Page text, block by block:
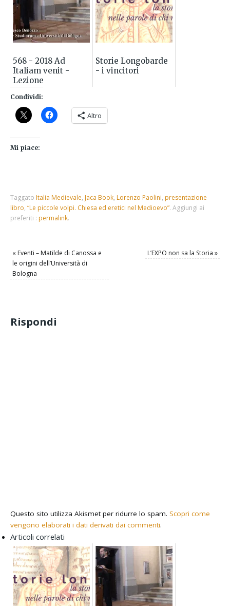
568 - 2018 Ad
Italiam venit -
Lezione
introduttiva alla
lettura dell'Historia
Langobardorum
Storie Longobarde
- i vincitori
Condividi:
Altro
Mi piace:
Taggato Italia Medievale, Jaca Book, Lorenzo Paolini, presentazione
libro,“Le piccole volpi. Chiesa ed eretici nel Medioevo”. Aggiungi ai
preferiti : permalink.
« Eventi – Matilde di Canossa e
le origini dell’Università di
Bologna
L’EXPO non sa la Storia »
Rispondi
Questo sito utilizza Akismet per ridurre lo spam. Scopri come
vengono elaborati i dati derivati dai commenti.
Articoli correlati